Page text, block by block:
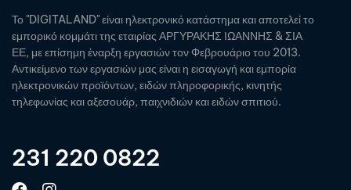
Το "DIGITALAND" είναι ηλεκτρονικό κατάστημα και αποτελεί το
εμπορικό κομμάτι της εταιρίας ΑΡΓΥΡΑΚΗΣ ΙΩΑΝΝΗΣ & ΣΙΑ
ΕΕ, με επίσημη έναρξη εργασιών τον Φεβρουάριο του 2013.
Αντικείμενο των εργασιών μας είναι η εισαγωγή και εμπορία
ηλεκτρονικών προϊόντων, ειδών πληροφορικής, κινητής
τηλεφωνίας και αξεσουάρ, παιχνιδιών και ειδών σπιτιού.
231 220 0822